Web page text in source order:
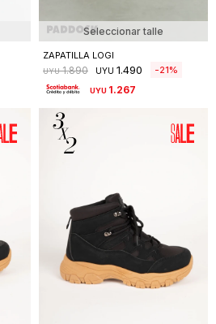
Seleccionar talle
ZAPATILLA LOGI
UYU 1.890 UYU 1.490 21
UYU 1.267